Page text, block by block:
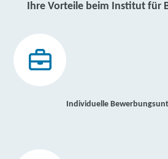
Ihre Vorteile beim Institut für
Individuelle